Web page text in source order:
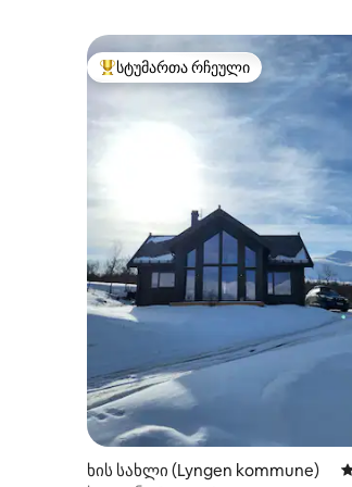
სტუმართა რჩეული მოწინავე
სტუმართა რჩეული
ხის სახლი (Lyngen kommune)